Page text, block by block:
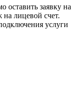
оставить заявку на
лицевой счет.
услуги